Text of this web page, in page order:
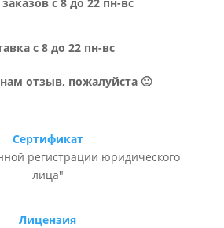
с 8 до 22 пн-вс
отзыв, пожалуйста 🙂
Сертификат
регистрации юридического
лица"
Лицензия